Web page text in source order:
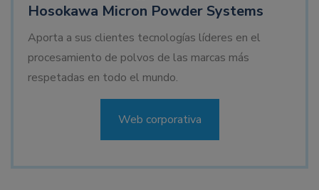
Hosokawa Micron Powder Systems
Aporta a sus clientes tecnologías líderes en el
procesamiento de polvos de las marcas más
respetadas en todo el mundo.
Web corporativa